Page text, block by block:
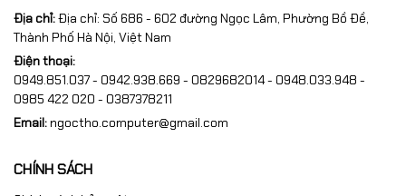
Địa chỉ:Địa chỉ: Số 686 - 602 đường Ngọc Lâm, Phường Bồ Đề,
Thành Phố Hà Nội, Việt Nam
Điện thoại:
0949.851.037 - 0942.938.669 - 0829682014 - 0948.033.948 -
0985 422 020 - 0387378211
Email:ngoctho.computer@gmail.com
CHÍNH SÁCH